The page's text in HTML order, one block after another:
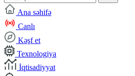
Ana səhifə
Canlı
Kəşf et
Texnologiya
İqtisadiyyat